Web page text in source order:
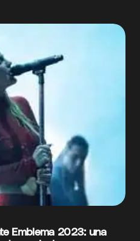
Emblema 2023: una